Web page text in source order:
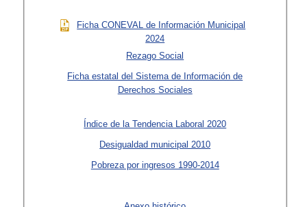
Ficha CONEVAL de Información Municipal
2024
Rezago Social
Ficha estatal del Sistema de Información de
Derechos Sociales
Índice de la Tendencia Laboral 2020
Desigualdad municipal 2010
Pobreza por ingresos 1990-2014